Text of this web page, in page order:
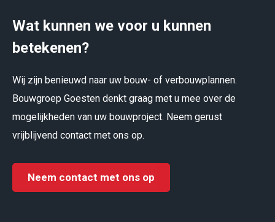
Wat kunnen we voor u kunnen
betekenen?
Wij zijn benieuwd naar uw bouw- of verbouwplannen.
Bouwgroep Goesten denkt graag met u mee over de
mogelijkheden van uw bouwproject. Neem gerust
vrijblijvend contact met ons op.
Neem contact met ons op